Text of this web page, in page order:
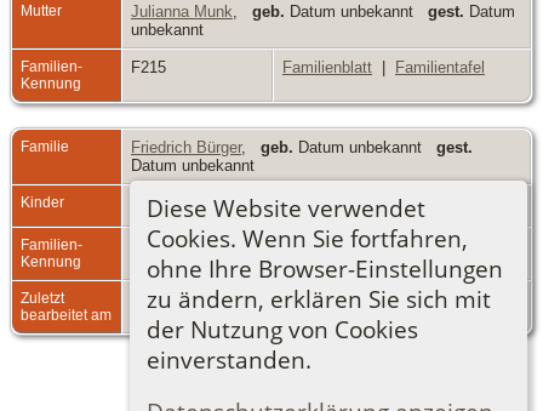
Diese Website verwendet
Cookies. Wenn Sie fortfahren,
ohne Ihre Browser-Einstellungen
zu ändern, erklären Sie sich mit
der Nutzung von Cookies
einverstanden.
Mutter Julianna Munk geb. Datum unbekannt gest. Datum
unbekannt
Familien-
Kennung
F215 Familienblatt | Familientafel
Familie Friedrich Bürger, geb. Datum unbekannt gest.
Datum unbekannt
Kinder 1.E. Bürger
Familien-
Kennung
F235 Familienblatt| Familientafel
Zuletzt
bearbeitet am
15 Jun 2016
Zur Desktop-Webseite wechseln